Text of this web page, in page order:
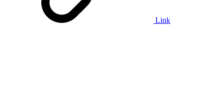
Link